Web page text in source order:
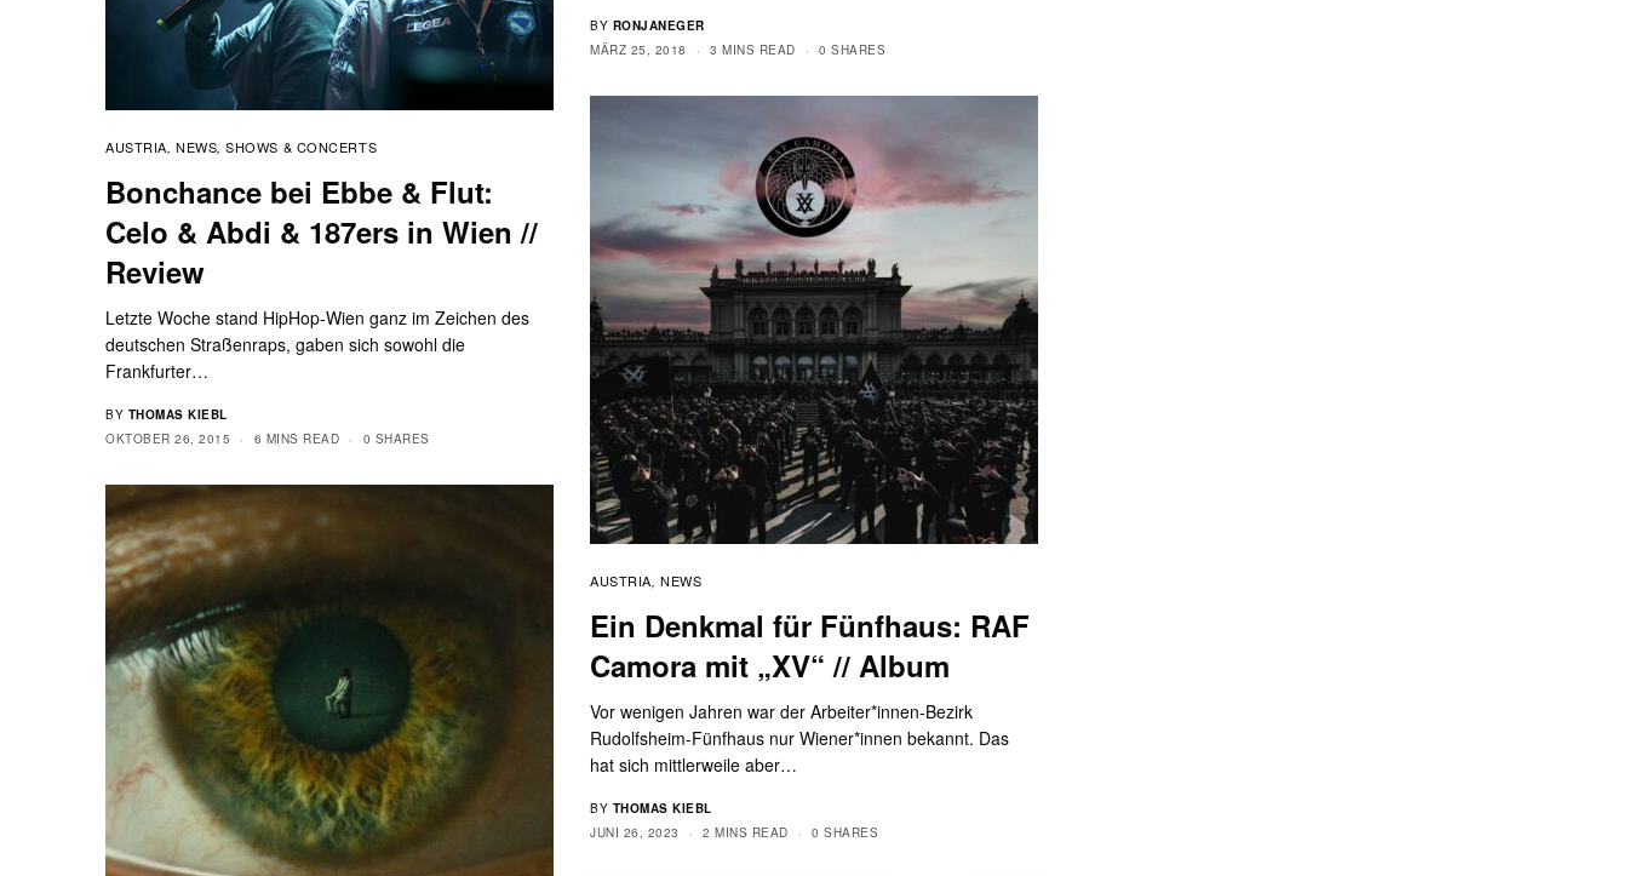
BY RONJANEGER
MÄRZ 25, 2018
3 MINS READ 0 SHARES
AUSTRIA, NEWS,SHOWS & CONCERTS
Bonchance bei Ebbe & Flut:
Celo & Abdi & 187ers in Wien //
Review
Letzte Woche stand HipHop-Wien ganz im Zeichen des
deutschen Straßenraps, gaben sich sowohl die
Frankfurter…
BY THOMAS KIEBL
OKTOBER 26, 2015
6 MINS READ 0 SHARES
AUSTRIA, NEWS
Ein Denkmal für Fünfhaus: RAF
Camora mit „XV“ // Album
Vor wenigen Jahren war der Arbeiter*innen-Bezirk
Rudolfsheim-Fünfhaus nur Wiener*innen bekannt. Das
hat sich mittlerweile aber…
BY THOMAS KIEBL
JUNI 26, 2023
2 MINS READ 0 SHARES